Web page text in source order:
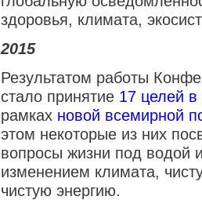
здоровья, климата,
2015
Результатом работы
стало принятие 17 целей в
рамках новой всемирной
этом некоторые из них
вопросы жизни под водой
изменением климата,
чистую энергию.